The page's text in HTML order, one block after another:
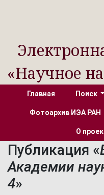
«Научное
Главная Поиск
Фотоархив ИЭА РАН
О
Публикация «
Академии
4»